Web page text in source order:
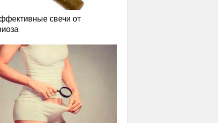
свечи от